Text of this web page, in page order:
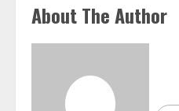
About The Author